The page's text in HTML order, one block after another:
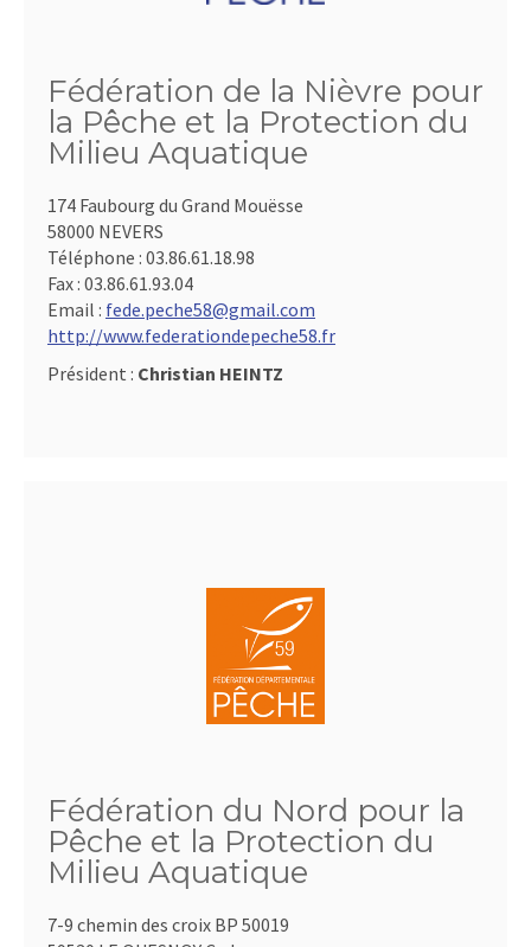
Fédération de la Nièvre pour
la Pêche et la Protection du
Milieu Aquatique
174 Faubourg du Grand Mouësse
58000 NEVERS
Téléphone : 03.86.61.18.98
Fax : 03.86.61.93.04
Email : fede.peche58@gmail.com
http://www.federationdepeche58.fr
Président : Christian HEINTZ
Fédération du Nord pour la
Pêche et la Protection du
Milieu Aquatique
7-9 chemin des croix BP 50019